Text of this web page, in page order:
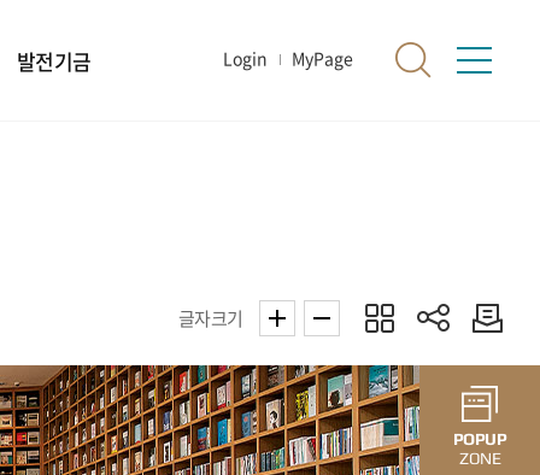
발전기금 Login MyPage
글자크기
POPUP
ZONE